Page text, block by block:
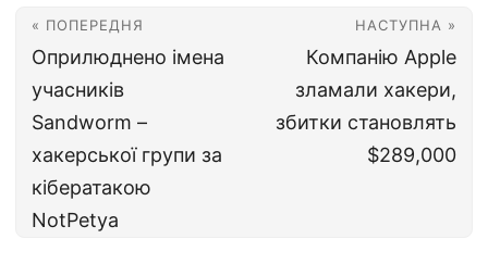
« ПОПЕРЕДНЯ
Оприлюднено імена
учасників
Sandworm –
хакерської групи за
кібератакою
NotPetya
НАСТУПНА »
Компанію Apple
зламали хакери,
збитки становлять
$289,000